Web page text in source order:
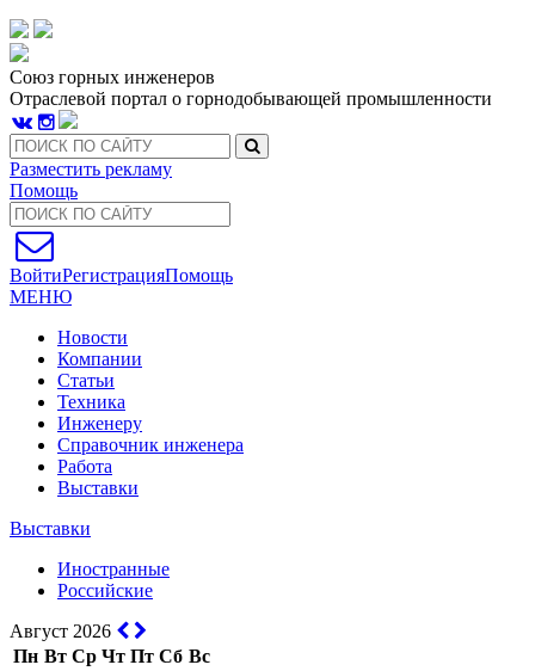
Союз горных инженеров
Отраслевой портал о горнодобывающей промышленности
Разместить рекламу
Помощь
ВойтиРегистрацияПомощь
МЕНЮ
Новости
Компании
Статьи
Техника
Инженеру
Справочник инженера
Работа
Выставки
Выставки
Иностранные
Российские
Август 2026
Пн Вт Ср Чт Пт Сб Вс